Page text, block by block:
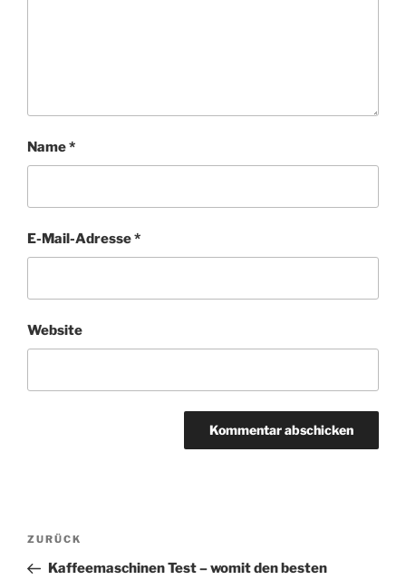
Name*
E-Mail-Adresse*
Website
e
r
Beitragsnavigation
Vorheriger
Beitrag
ZURÜCK
Kaffeemaschinen Test – womit den besten